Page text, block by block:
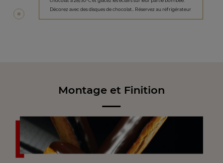
Décorez avec des disques de chocolat.. Réservez au réfrigérateur
Montage et Finition